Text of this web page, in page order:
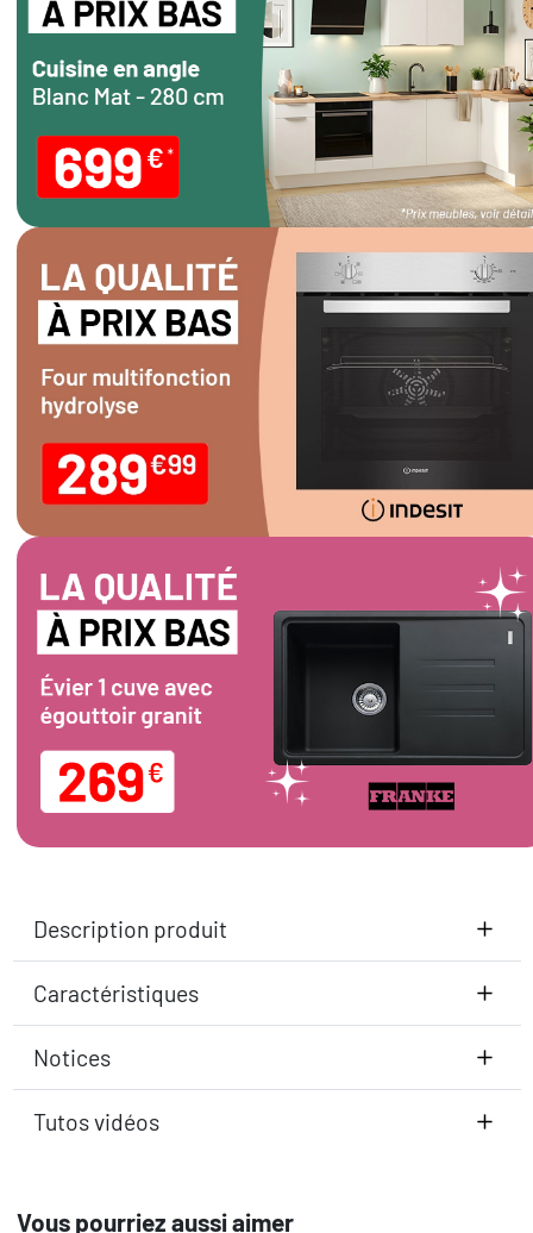
Description produit
Caractéristiques
Notices
Tutos vidéos
Vous pourriez aussi aimer